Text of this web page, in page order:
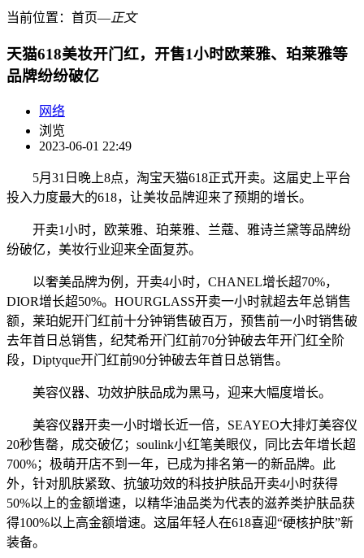
当前位置： 首页―正文
天猫618美妆开门红，开售1小时欧莱雅、珀莱雅等
品牌纷纷破亿
网络
浏览
2023-06-01 22:49
5月31日晚上8点，淘宝天猫618正式开卖。这届史上平台
投入力度最大的618，让美妆品牌迎来了预期的增长。
开卖1小时，欧莱雅、珀莱雅、兰蔻、雅诗兰黛等品牌纷
纷破亿，美妆行业迎来全面复苏。
以奢美品牌为例，开卖4小时，CHANEL增长超70%，
DIOR增长超50%。HOURGLASS开卖一小时就超去年总销售
额，莱珀妮开门红前十分钟销售破百万，预售前一小时销售破
去年首日总销售，纪梵希开门红前70分钟破去年开门红全阶
段，Diptyque开门红前90分钟破去年首日总销售。
美容仪器、功效护肤品成为黑马，迎来大幅度增长。
美容仪器开卖一小时增长近一倍，SEAYEO大排灯美容仪
20秒售罄，成交破亿；soulink小红笔美眼仪，同比去年增长超
700%；极萌开店不到一年，已成为排名第一的新品牌。此
外，针对肌肤紧致、抗皱功效的科技护肤品开卖4小时获得
50%以上的金额增速，以精华油品类为代表的滋养类护肤品获
得100%以上高金额增速。这届年轻人在618喜迎“硬核护肤”新
装备。